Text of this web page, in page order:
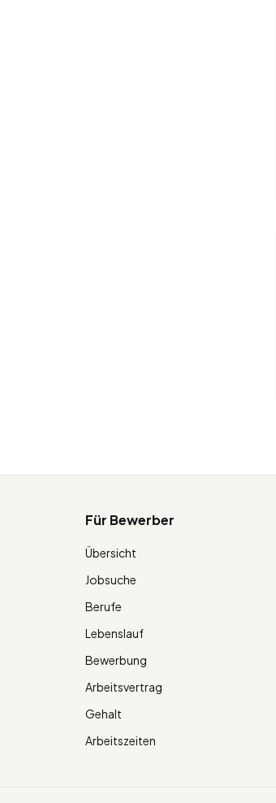
Für Bewerber
Übersicht
Jobsuche
Berufe
Lebenslauf
Bewerbung
Arbeitsvertrag
Gehalt
Arbeitszeiten